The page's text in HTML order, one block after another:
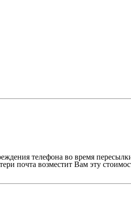
телефона во время
почта возместит Вам эту